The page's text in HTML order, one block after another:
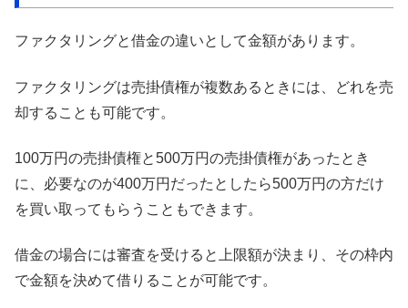
ファクタリングと借金の違いとして金額があります。
ファクタリングは売掛債権が複数あるときには、どれを売
却することも可能です。
100万円の売掛債権と500万円の売掛債権があったとき
に、必要なのが400万円だったとしたら500万円の方だけ
を買い取ってもらうこともできます。
借金の場合には審査を受けると上限額が決まり、その枠内
で金額を決めて借りることが可能です。